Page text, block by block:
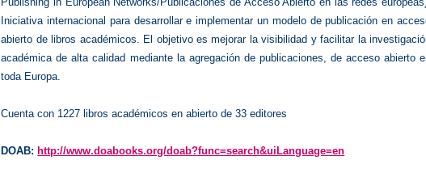
Iniciativa internacional para desarrollar e implementar un modelo de publicación en
abierto de libros académicos. El objetivo es mejorar la visibilidad y facilitar la
académica de alta calidad mediante la agregación de publicaciones, de acceso abierto
toda Europa.
Cuenta con 1227 libros académicos en abierto de 33 editores
DOAB: http://www.doabooks.org/doab?func=search&uiLanguage=en